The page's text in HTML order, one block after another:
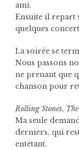
ami.
Ensuite il repart
quelques
La soirée se
Nous passons
ne prenant que
chanson pour
Rolling Stones,
Ma seule
derniers, qui
entêtant.